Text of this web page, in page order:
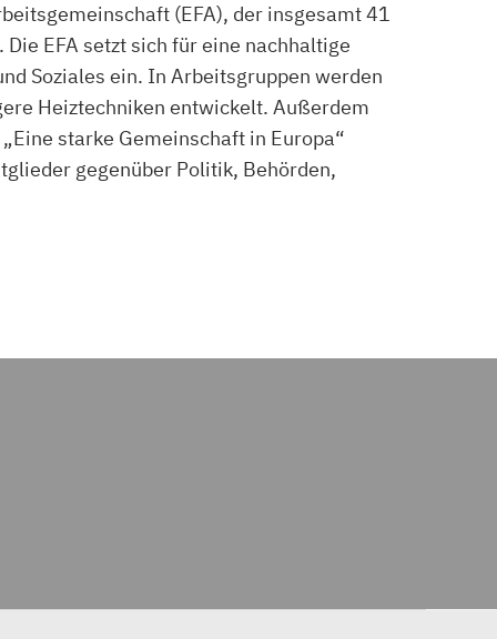
(EFA), der insgesamt 41
EFA setzt sich für eine nachhaltige
Soziales ein. In Arbeitsgruppen werden
Heiztechniken entwickelt. Außerdem
starke Gemeinschaft in Europa“
gegenüber Politik, Behörden,